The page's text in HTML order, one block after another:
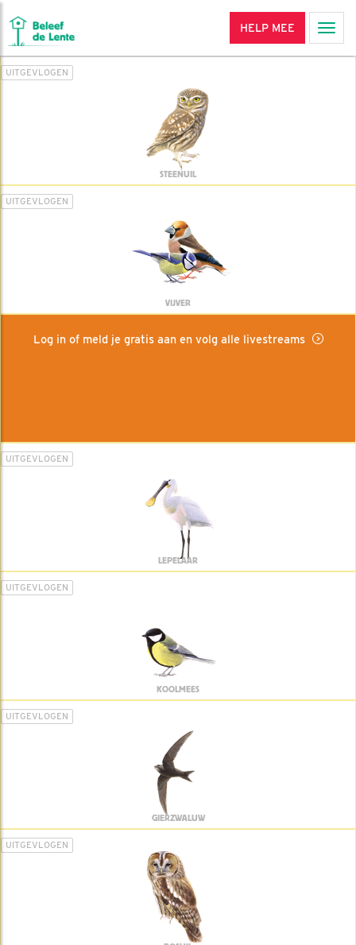
HELP MEE
UITGEVLOGEN
STEENUIL
UITGEVLOGEN
VIJVER
Log in of meld je gratis aan en volg alle livestreams
UITGEVLOGEN
LEPELAAR
UITGEVLOGEN
KOOLMEES
UITGEVLOGEN
GIERZWALUW
UITGEVLOGEN